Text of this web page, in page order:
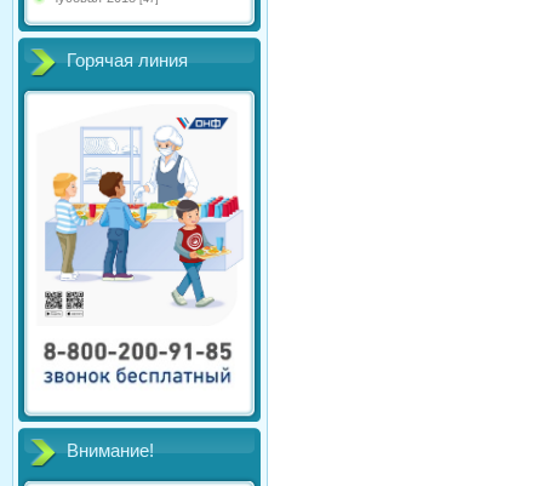
Горячая линия
Внимание!